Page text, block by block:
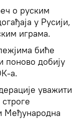
о руским
у Русији,
играма.
биће
поново добију
а.
уважити
Међународна